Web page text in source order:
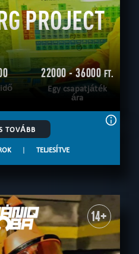
PROJECT
22000 - 36000 FT.
Egy csapatjáték
ára
TOVÁBB
| TELJESÍTVE
14+